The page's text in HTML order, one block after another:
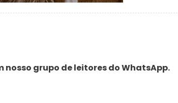
grupo de leitores do WhatsApp.